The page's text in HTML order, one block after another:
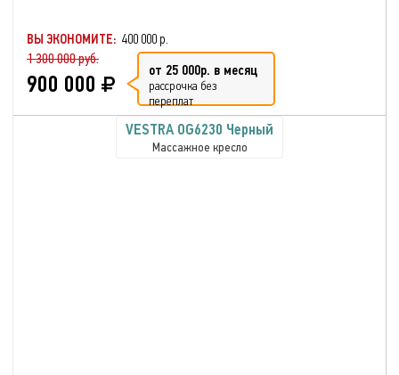
ВЫ ЭКОНОМИТЕ: 400 000 р.
1 300 000 руб.
900 000 от 25 000р. в месяц
рассрочка без
переплат
VESTRA OG6230 Черный
Массажное кресло